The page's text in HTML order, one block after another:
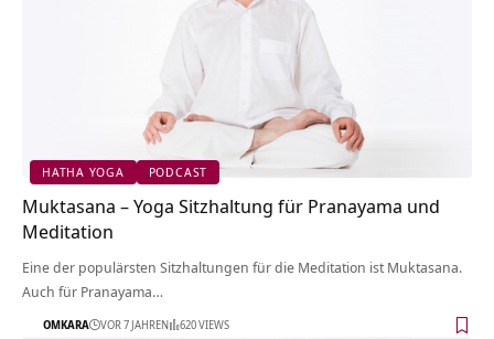
HATHA YOGA PODCAST
Muktasana – Yoga Sitzhaltung für Pranayama und
Meditation
Eine der populärsten Sitzhaltungen für die Meditation ist Muktasana.
Auch für Pranayama…
OMKARA VOR 7 JAHREN 620 VIEWS